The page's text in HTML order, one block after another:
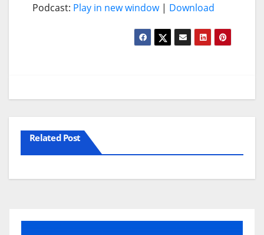
Podcast: Play in new window| Download
Related Post